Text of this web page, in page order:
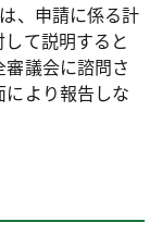
、申請に係る計
て説明すると
議会に諮問さ
より報告しな